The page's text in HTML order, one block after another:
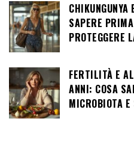
CHIKUNGUNYA
SAPERE
PROTEGGERE
FERTILITÀ E
ANNI: COSA
MICROBIOTA